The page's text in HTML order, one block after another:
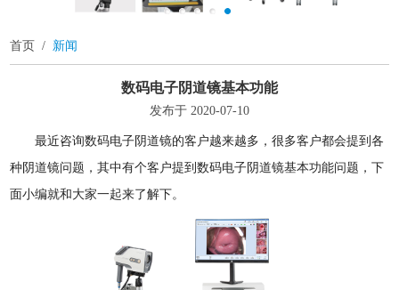
首页 / 新闻
数码电子阴道镜基本功能
发布于 2020-07-10
最近咨询数码电子阴道镜的客户越来越多，很多客户都会提到各
种阴道镜问题，其中有个客户提到数码电子阴道镜基本功能问题，下
面小编就和大家一起来了解下。